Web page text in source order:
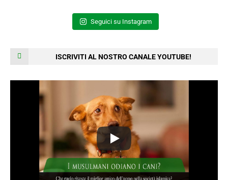
Seguici su Instagram
ISCRIVITI AL NOSTRO CANALE YOUTUBE!